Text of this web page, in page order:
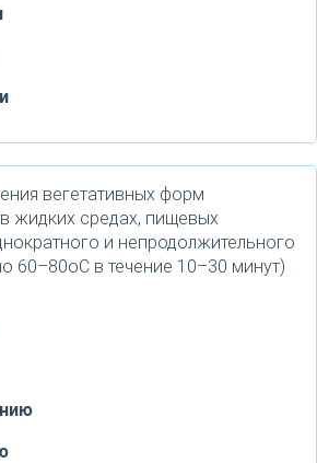
вегетативных форм
жидких средах, пищевых
и непродолжительного
60–80оС в течение 10–30 минут)